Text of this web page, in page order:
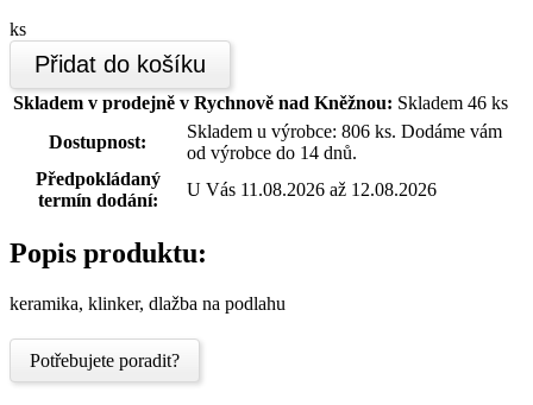
ks
Přidat do košíku
Skladem v prodejně v Rychnově nad Kněžnou: Skladem 46 ks
Dostupnost:
Skladem u výrobce: 806 ks. Dodáme vám
od výrobce do 14 dnů.
Předpokládaný
termín dodání:
U Vás 11.08.2026 až 12.08.2026
Popis produktu:
keramika, klinker, dlažba na podlahu
Potřebujete poradit?